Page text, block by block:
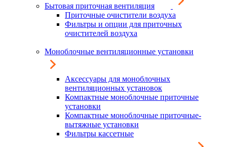
Бытовая приточная вентиляция
Приточные очистители воздуха
Фильтры и опции для приточных
очистителей воздуха
Моноблочные вентиляционные установки
Аксессуары для моноблочных
вентиляционных установок
Компактные моноблочные приточные
установки
Компактные моноблочные приточные-
вытяжные установки
Фильтры кассетные